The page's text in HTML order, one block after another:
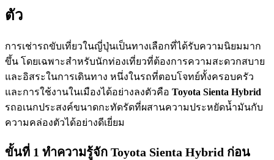
ตัว
การเช่ารถขับเที่ยวในญี่ปุ่นเป็นทางเลือกที่ได้รับความนิยมมาก
ขึ้น โดยเฉพาะสำหรับนักท่องเที่ยวที่ต้องการความสะดวกสบาย
และอิสระในการเดินทาง หนึ่งในรถที่ตอบโจทย์ทั้งครอบครัว
และการใช้งานในเมืองได้อย่างลงตัวคือ Toyota Sienta Hybrid
รถอเนกประสงค์ขนาดกะทัดรัดที่ผสานความประหยัดน้ำมันกับ
ความคล่องตัวได้อย่างดีเยี่ยม
ขั้นที่ 1 ทำความรู้จัก Toyota Sienta Hybrid ก่อน